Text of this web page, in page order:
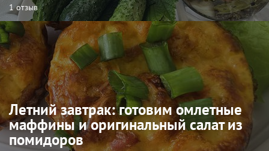
1 отзыв
Летний завтрак: готовим омлетные
маффины и оригинальный салат из
помидоров